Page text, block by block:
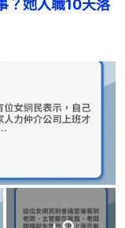
？她入職10天落